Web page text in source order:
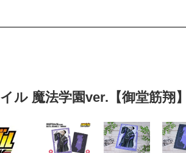
魔法学園ver.【御堂筋翔】